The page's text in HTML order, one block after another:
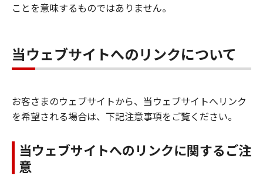
ことを意味するものではありません。
当ウェブサイトへのリンクについて
お客さまのウェブサイトから、当ウェブサイトへリンク
を希望される場合は、下記注意事項をご覧ください。
当ウェブサイトへのリンクに関するご注
意